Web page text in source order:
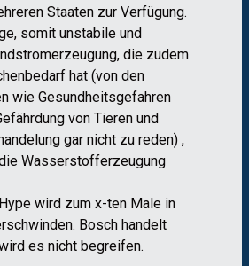
Staaten zur Verfügung.
somit unstabile und
die zudem
hat (von den
wie Gesundheitsgefahren
von Tieren und
gar nicht zu reden) ,
Wasserstofferzeugung
wird zum x-ten Male in
Bosch handelt
es nicht begreifen.